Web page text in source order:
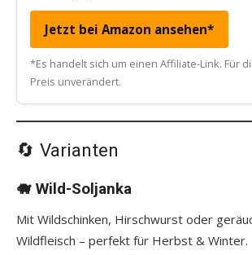
Jetzt bei Amazon ansehen*
*Es handelt sich um einen Affiliate-Link. Für
Preis unverändert.
🔄 Varianten
🐗 Wild-Soljanka
Mit Wildschinken, Hirschwurst oder
Wildfleisch – perfekt für Herbst & Winter.